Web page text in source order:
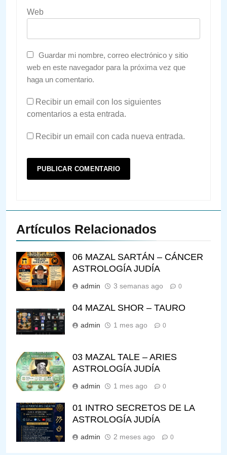
Web
Guardar mi nombre, correo electrónico y sitio
web en este navegador para la próxima vez que
haga un comentario.
Recibir un email con los siguientes
comentarios a esta entrada.
Recibir un email con cada nueva entrada.
Artículos Relacionados
06 MAZAL SARTÁN – CÁNCER
ASTROLOGÍA JUDÍA
admin 3 semanas ago 0
04 MAZAL SHOR – TAURO
admin 1 mes ago 0
03 MAZAL TALE – ARIES
ASTROLOGÍA JUDÍA
admin 1 mes ago 0
01 INTRO SECRETOS DE LA
ASTROLOGÍA JUDÍA
admin 2 meses ago 0